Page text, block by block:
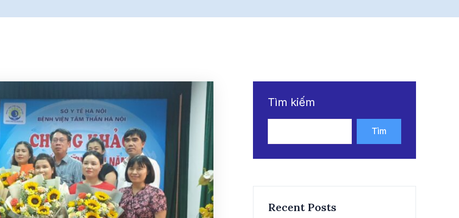
Tìm kiếm
Tìm
kiếm
Recent Posts